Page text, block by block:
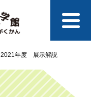
2021年度 展示解説